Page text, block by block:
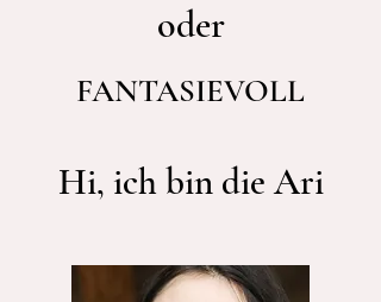
oder
FANTASIEVOLL
Hi, ich bin die Ari